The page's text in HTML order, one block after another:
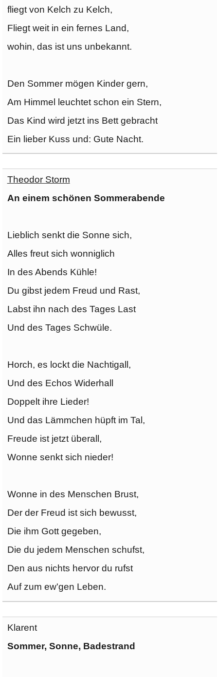
fliegt von Kelch zu Kelch,
Fliegt weit in ein fernes Land,
wohin, das ist uns unbekannt.
Den Sommer mögen Kinder gern,
Am Himmel leuchtet schon ein Stern,
Das Kind wird jetzt ins Bett gebracht
Ein lieber Kuss und: Gute Nacht.
Theodor Storm
An einem schönen Sommerabende
Lieblich senkt die Sonne sich,
Alles freut sich wonniglich
In des Abends Kühle!
Du gibst jedem Freud und Rast,
Labst ihn nach des Tages Last
Und des Tages Schwüle.
Horch, es lockt die Nachtigall,
Und des Echos Widerhall
Doppelt ihre Lieder!
Und das Lämmchen hüpft im Tal,
Freude ist jetzt überall,
Wonne senkt sich nieder!
Wonne in des Menschen Brust,
Der der Freud ist sich bewusst,
Die ihm Gott gegeben,
Die du jedem Menschen schufst,
Den aus nichts hervor du rufst
Auf zum ew'gen Leben.
Klarent
Sommer, Sonne, Badestrand